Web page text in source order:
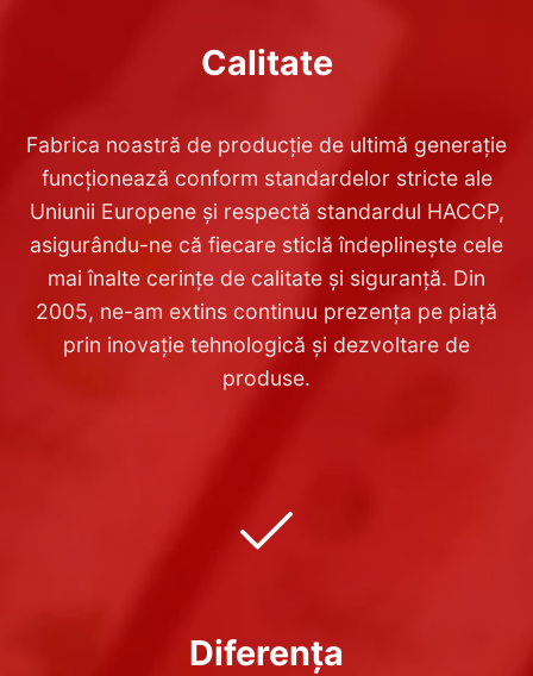
Calitate
Fabrica noastră de producție de ultimă generație
funcționează conform standardelor stricte ale
Uniunii Europene și respectă standardul HACCP,
asigurându-ne că fiecare sticlă îndeplinește cele
mai înalte cerințe de calitate și siguranță. Din
2005, ne-am extins continuu prezența pe piață
prin inovație tehnologică și dezvoltare de
produse.
Diferența